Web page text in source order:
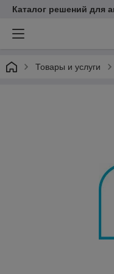
Каталог решений для
Товары и услуги